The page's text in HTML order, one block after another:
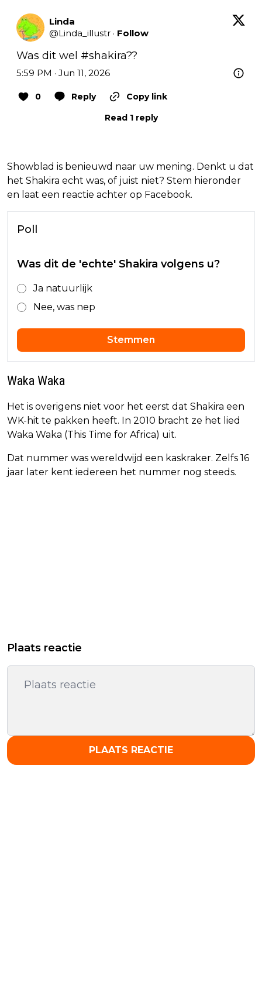
Linda
@Linda_illustr · Follow
Was dit wel #shakira??
5:59 PM · Jun 11, 2026
0 Reply
Copy link
Read 1 reply
Showblad is benieuwd naar uw mening. Denkt u dat
het Shakira echt was, of juist niet? Stem hieronder
en laat een reactie achter op Facebook.
Poll
Was dit de 'echte' Shakira volgens u?
Ja natuurlijk
Nee, was nep
Stemmen
Waka Waka
Het is overigens niet voor het eerst dat Shakira een
WK-hit te pakken heeft. In 2010 bracht ze het lied
Waka Waka (This Time for Africa) uit.
Dat nummer was wereldwijd een kaskraker. Zelfs 16
jaar later kent iedereen het nummer nog steeds.
Plaats reactie
PLAATS REACTIE